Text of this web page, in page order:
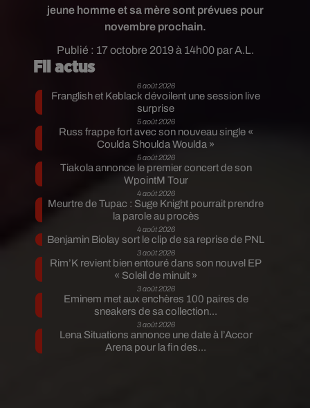
Publié : 17 octobre 2019 à 14h00 par A.L.
jeune homme et sa mère sont prévues pour
novembre prochain.
Fil actus
6 août 2026
Franglish et Keblack dévoilent une session live
surprise
5 août 2026
Russ frappe fort avec son nouveau single «
Coulda Shoulda Woulda »
5 août 2026
Tiakola annonce le premier concert de son
WpointM Tour
4 août 2026
Meurtre de Tupac : Suge Knight pourrait prendre
la parole au procès
4 août 2026
Benjamin Biolay sort le clip de sa reprise de PNL
3 août 2026
Rim’K revient bien entouré dans son nouvel EP
« Soleil de minuit »
3 août 2026
Eminem met aux enchères 100 paires de
sneakers de sa collection...
3 août 2026
Lena Situations annonce une date à l’Accor
Arena pour la fin des...